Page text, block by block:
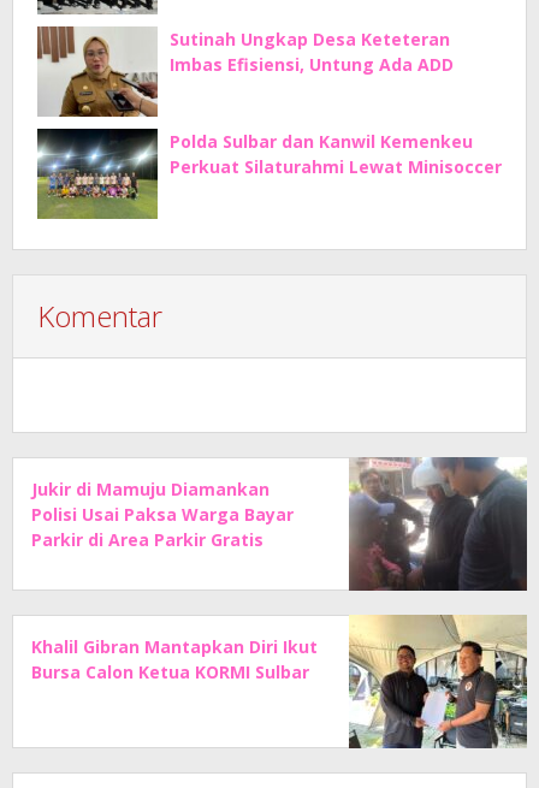
Sutinah Ungkap Desa Keteteran
Imbas Efisiensi, Untung Ada ADD
Polda Sulbar dan Kanwil Kemenkeu
Perkuat Silaturahmi Lewat Minisoccer
Komentar
Jukir di Mamuju Diamankan
Polisi Usai Paksa Warga Bayar
Parkir di Area Parkir Gratis
Khalil Gibran Mantapkan Diri Ikut
Bursa Calon Ketua KORMI Sulbar